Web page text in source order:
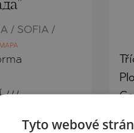
/ SOFIA /
///
Tyto webové